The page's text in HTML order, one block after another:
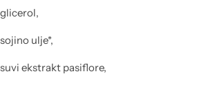
glicerol,
sojino ulje*,
suvi ekstrakt pasiflore,